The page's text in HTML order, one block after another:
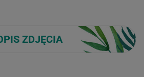
ZDJĘCIA